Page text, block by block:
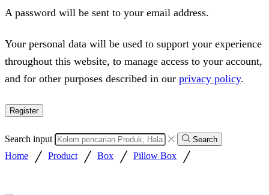
A password will be sent to your email address.
Your personal data will be used to support your experience
throughout this website, to manage access to your account,
and for other purposes described in our privacy policy.
Register
Search input Search
Home / Product / Box / Pillow Box /